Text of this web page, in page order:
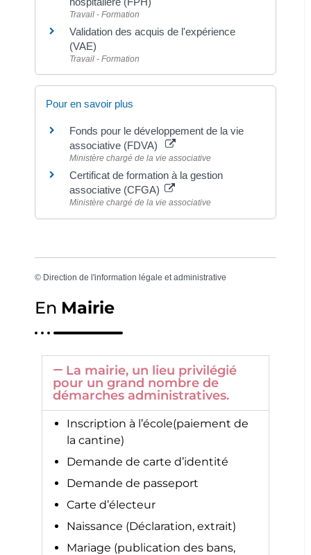
Travail - Formation
Validation des acquis de l'expérience
(VAE)
Travail - Formation
Pour en savoir plus
Fonds pour le développement de la vie
associative (FDVA)
Ministère chargé de la vie associative
Certificat de formation à la gestion
associative (CFGA)
Ministère chargé de la vie associative
© Direction de l'information légale et administrative
En Mairie
La mairie, un lieu privilégié
pour un grand nombre de
démarches administratives.
Inscription à l’école(paiement de
la cantine)
Demande de carte d’identité
Demande de passeport
Carte d’électeur
Naissance (Déclaration, extrait)
Mariage (publication des bans,